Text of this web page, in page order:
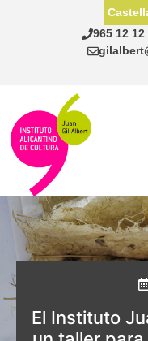
965 12 12
El Instituto